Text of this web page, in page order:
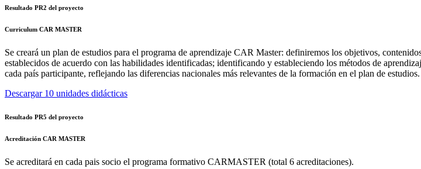
Resultado PR2 del proyecto
Curriculum CAR MASTER
Se creará un plan de estudios para el programa de aprendizaje CAR Master: definiremos los objetivos,
establecidos de acuerdo con las habilidades identificadas; identificando y estableciendo los métodos de
cada país participante, reflejando las diferencias nacionales más relevantes de la formación en el plan de estudios.
Descargar 10 unidades didácticas
Resultado PR5 del proyecto
Acreditación CAR MASTER
Se acreditará en cada pais socio el programa formativo CARMASTER (total 6 acreditaciones).